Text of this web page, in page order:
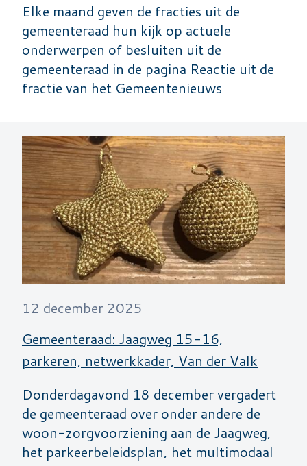
Elke maand geven de fracties uit de
gemeenteraad hun kijk op actuele
onderwerpen of besluiten uit de
gemeenteraad in de pagina Reactie uit de
fractie van het Gemeentenieuws
12 december 2025
Gemeenteraad: Jaagweg 15-16,
parkeren, netwerkkader, Van der Valk
Donderdagavond 18 december vergadert
de gemeenteraad over onder andere de
woon-zorgvoorziening aan de Jaagweg,
het parkeerbeleidsplan, het multimodaal